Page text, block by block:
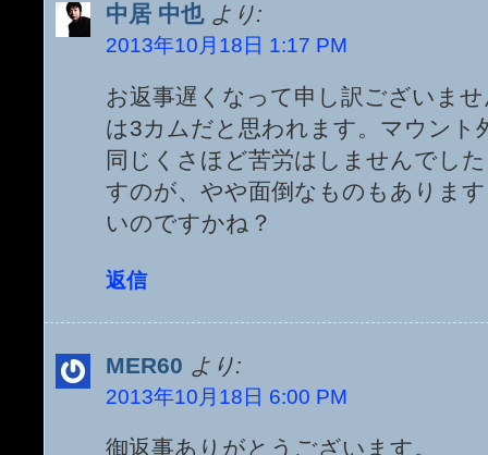
中居 中也 より:
2013年10月18日 1:17 PM
お返事遅くなって申し訳ございま
は3カムだと思われます。マウント
同じくさほど苦労はしませんでし
すのが、やや面倒なものもありま
いのですかね？
返信
MER60 より:
2013年10月18日 6:00 PM
御返事ありがとうございます。